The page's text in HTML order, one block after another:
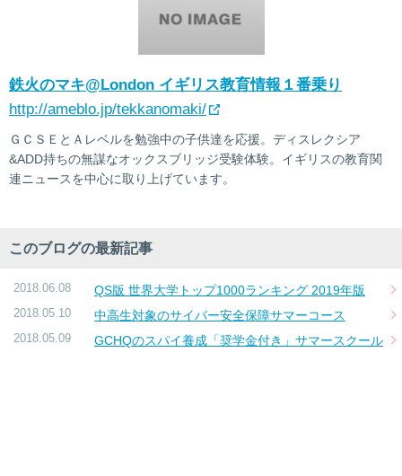
鉄火のマキ@London イギリス教育情報１番乗り
http://ameblo.jp/tekkanomaki/
ＧＣＳＥとＡレベルを勉強中の子供達を応援。ディスレクシア
&ADD持ちの無謀なオックスブリッジ受験体験。イギリスの教育関
連ニュースを中心に取り上げています。
このブログの最新記事
2018.06.08 QS版 世界大学トップ1000ランキング 2019年版
2018.05.10 中高生対象のサイバー安全保障サマーコース
2018.05.09 GCHQのスパイ養成「奨学金付き」サマースクール